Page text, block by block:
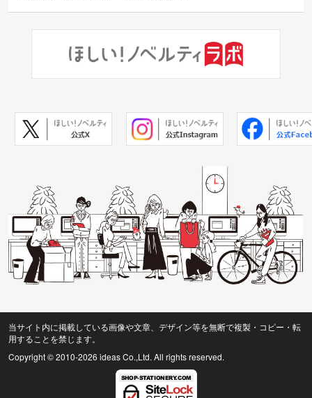
当サイト内に掲載している画像や文章、デザイン等を無断で複製・コピー・転
用することを禁じます。
Copyright © 2010-2026 ideas Co.,Ltd. All rights reserved.